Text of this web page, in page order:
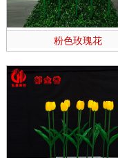
粉色玫瑰花